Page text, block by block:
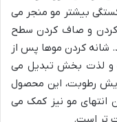
بیشتر مو منجر می
کردن و صاف کردن سطح
شانه کردن موها پس از
و لذت بخش تبدیل می
رطوبت، این محصول
مو نیز کمک می
تر است.